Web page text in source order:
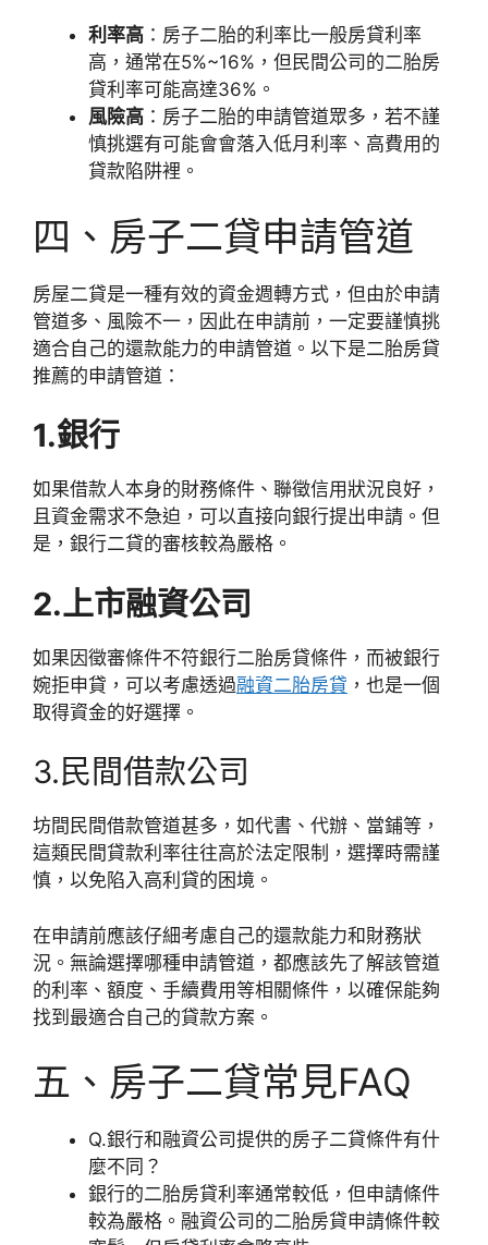
利率高 ：房子二胎的利率比一般房貸利率
高，通常在5%~16%，但民間公司的二胎房
貸利率可能高達36%。
風險高 ：房子二胎的申請管道眾多，若不謹
慎挑選有可能會會落入低月利率、高費用的
貸款陷阱裡。
四、房子二貸申請管道
房屋二貸是一種有效的資金週轉方式，但由於申請
管道多、風險不一，因此在申請前，一定要謹慎挑
適合自己的還款能力的申請管道。以下是二胎房貸
推薦的申請管道：
1.銀行
如果借款人本身的財務條件、聯徵信用狀況良好，
且資金需求不急迫，可以直接向銀行提出申請。但
是，銀行二貸的審核較為嚴格。
2.上市融資公司
如果因徵審條件不符銀行二胎房貸條件，而被銀行
婉拒申貸，可以考慮透過融資二胎房貸 ，也是一個
取得資金的好選擇。
3.民間借款公司
坊間民間借款管道甚多，如代書、代辦、當鋪等，
這類民間貸款利率往往高於法定限制，選擇時需謹
慎，以免陷入高利貸的困境。
在申請前應該仔細考慮自己的還款能力和財務狀
況。無論選擇哪種申請管道，都應該先了解該管道
的利率、額度、手續費用等相關條件，以確保能夠
找到最適合自己的貸款方案。
五、房子二貸常見FAQ
Q.銀行和融資公司提供的房子二貸條件有什
麼不同？
銀行的二胎房貸利率通常較低，但申請條件
較為嚴格。融資公司的二胎房貸申請條件較